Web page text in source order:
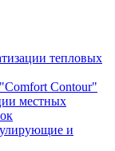
тепловых
Contour"
местных
и